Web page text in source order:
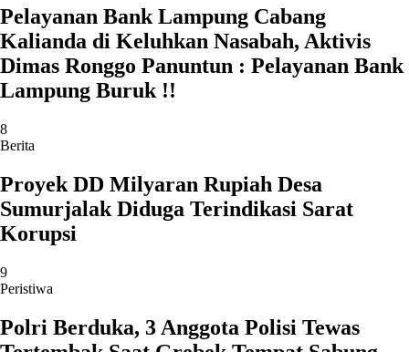
Pelayanan Bank Lampung Cabang
Kalianda di Keluhkan Nasabah, Aktivis
Dimas Ronggo Panuntun : Pelayanan Bank
Lampung Buruk !!
8
Berita
Proyek DD Milyaran Rupiah Desa
Sumurjalak Diduga Terindikasi Sarat
Korupsi
9
Peristiwa
Polri Berduka, 3 Anggota Polisi Tewas